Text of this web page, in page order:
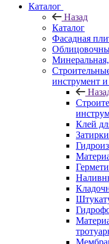
Каталог
Назад
Каталог
Фасадная
инструмент и
Клей